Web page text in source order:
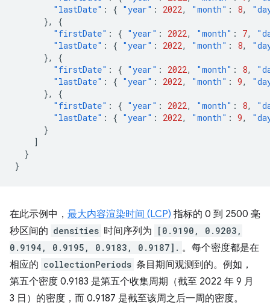
"lastDate" : { "year" : 2022, "month" : 8,
},
{
"firstDate" : { "year" : 2022, "month" : 7,
"lastDate" : { "year" : 2022, "month" : 8,
},
{
"firstDate" : { "year" : 2022, "month" : 8,
"lastDate" : { "year" : 2022, "month" : 9,
},
{
"firstDate" : { "year" : 2022, "month" : 8,
"lastDate" : { "year" : 2022, "month" : 9,
}
]
}
}
在此示例中， 最大内容渲染时间 (LCP) 指标的 0 到 2500 毫
秒区间的 densities 时间序列为
[0.9190, 0.9203,
0.9194, 0.9195, 0.9183, 0.9187]. 。每个密度都是在
相应的 collectionPeriods 条目期间观测到的。例如，
第五个密度 0.9183 是第五个收集周期（截至 2022 年 9 月
3 日）的密度，而 0.9187 是截至该周之后一周的密度。